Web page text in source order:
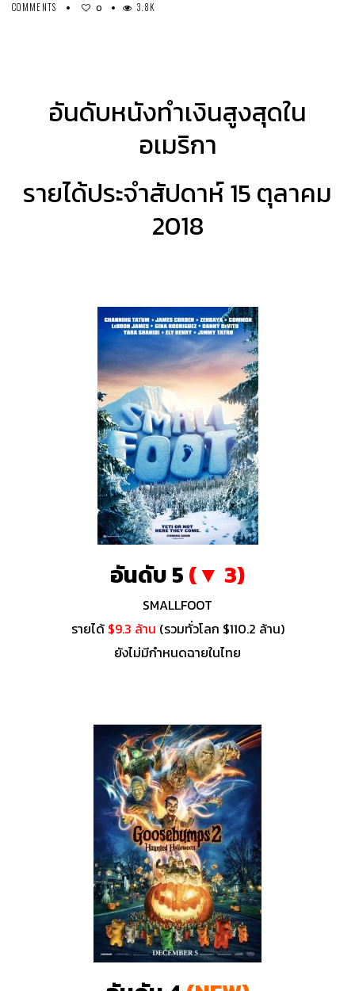
COMMENTS
0 3.8K
อันดับหนังทำเงินสูงสุดใน
อเมริกา
รายได้ประจำสัปดาห์ 15 ตุลาคม
2018
อันดับ 5(▼ 3)
SMALLFOOT
รายได้ $9.3 ล้าน (รวมทั่วโลก $110.2 ล้าน)
ยังไม่มีกำหนดฉายในไทย